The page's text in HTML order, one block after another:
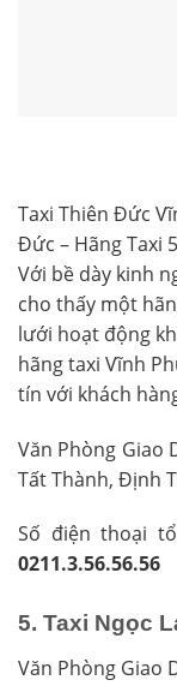
Taxi Thiên Đức
Đức – Hãng Taxi
Với bề dày kinh
cho thấy một
lưới hoạt động
hãng taxi Vĩnh
tín với khách
Văn Phòng Giao
Tất Thành, Định
Số điện thoại
0211.3.56.56.56
5. Taxi Ngọc
Văn Phòng Giao